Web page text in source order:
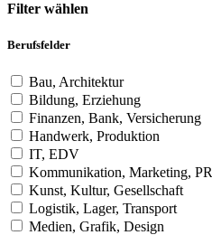
Filter wählen
Berufsfelder
Bau, Architektur
Bildung, Erziehung
Finanzen, Bank, Versicherung
Handwerk, Produktion
IT, EDV
Kommunikation, Marketing, PR
Kunst, Kultur, Gesellschaft
Logistik, Lager, Transport
Medien, Grafik, Design